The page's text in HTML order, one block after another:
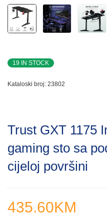
19 IN STOCK
Kataloski broj: 23802
Trust GXT 1175
gaming sto sa
cijeloj površini
435.60KM